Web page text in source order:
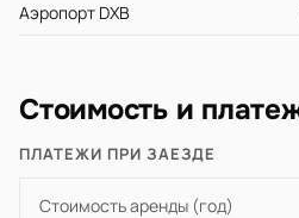
Аэропорт DXB
Стоимость и
ПЛАТЕЖИ ПРИ ЗАЕЗДЕ
Стоимость аренды (год)